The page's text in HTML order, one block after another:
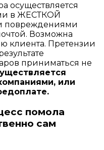
осуществляется
в ЖЕСТКОЙ
повреждениями
Возможна
клиента. Претензии
приниматься не
или
помола
сам